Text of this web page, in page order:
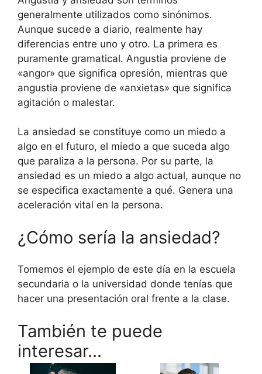
generalmente utilizados como sinónimos.
Aunque sucede a diario, realmente hay
diferencias entre uno y otro. La primera es
puramente gramatical. Angustia proviene de
«angor» que significa opresión, mientras que
angustia proviene de «anxietas» que significa
agitación o malestar.
La ansiedad se constituye como un miedo a
algo en el futuro, el miedo a que suceda algo
que paraliza a la persona. Por su parte, la
ansiedad es un miedo a algo actual, aunque no
se especifica exactamente a qué. Genera una
aceleración vital en la persona.
¿Cómo sería la ansiedad?
Tomemos el ejemplo de este día en la escuela
secundaria o la universidad donde tenías que
hacer una presentación oral frente a la clase.
También te puede
interesar...